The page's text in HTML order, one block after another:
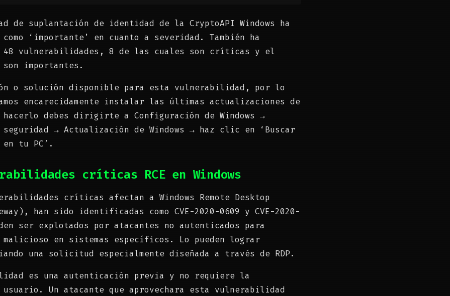
de suplantación de identidad de la CryptoAPI Windows ha
‘importante’ en cuanto a severidad. También ha
48 vulnerabilidades, 8 de las cuales son críticas y el
importantes.
o solución disponible para esta vulnerabilidad, por lo
encarecidamente instalar las últimas actualizaciones de
debes dirigirte a Configuración de Windows →
→ Actualización de Windows → haz clic en ‘Buscar
tu PC’.
críticas RCE en Windows
críticas afectan a Windows Remote Desktop
han sido identificadas como CVE-2020-0609 y CVE-2020-
ser explotados por atacantes no autenticados para
en sistemas específicos. Lo pueden lograr
una solicitud especialmente diseñada a través de RDP.
es una autenticación previa y no requiere la
Un atacante que aprovechara esta vulnerabilidad